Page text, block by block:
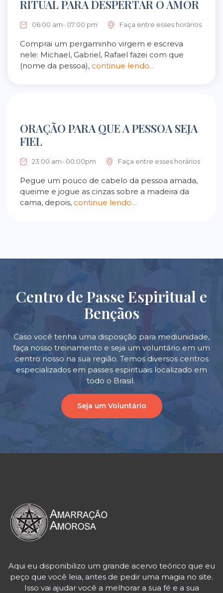
RITUAL PARA DESPERTAR O AMOR
06:00 am- 07:00 pm Faça entre esses horários
Comprai um pergaminho virgem e escreva
nele: Michael, Gabriel, Rafael fazei com que
(nome da pessoa), continue lendo…
ORAÇÃO PARA QUE A PESSOA SEJA
FIEL
23:00 am- 00:00pm Faça entre esses horários
Pegue um pouco de cabelo da pessoa amada,
queime e jogue as cinzas sobre a madeira da
cama, depois, continue lendo…
Centro de Passe Espiritual e
Bençãos
Caso você tenha uma disposição para mediunidade,
faça nosso treinamento e seja um voluntário em um
centro nosso na sua região. Temos diversos centros
especializados em passes espirituais localizado em
todo o Brasil.
Seja um Voluntário
Aqui eu disponibilizo um grande acervo teórico que eu
peço que você leia, antes de pedir uma magia no site.
Isso vai ajudar você a melhorar a sua fé e a sua